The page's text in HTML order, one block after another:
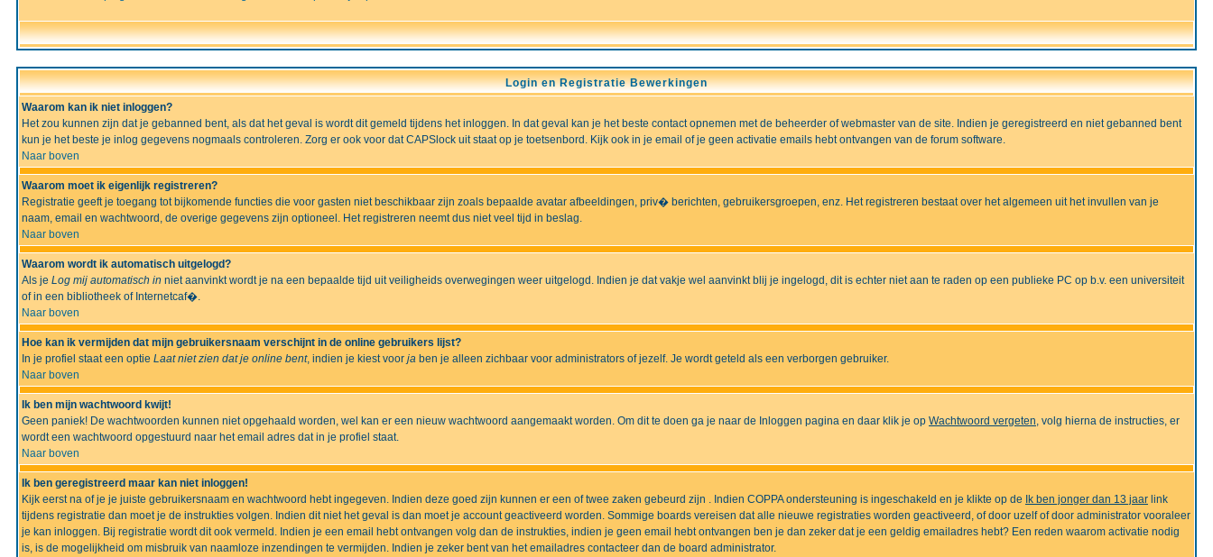
Login en Registratie Bewerkingen
Waarom kan ik niet inloggen?
Het zou kunnen zijn dat je gebanned bent, als dat het geval is wordt dit gemeld tijdens het inloggen. In dat geval kan je het beste contact opnemen met de beheerder of webmaster van de site. Indien je geregistreerd en niet gebanned bent
kun je het beste je inlog gegevens nogmaals controleren. Zorg er ook voor dat CAPSlock uit staat op je toetsenbord. Kijk ook in je email of je geen activatie emails hebt ontvangen van de forum software.
Naar boven
Waarom moet ik eigenlijk registreren?
Registratie geeft je toegang tot bijkomende functies die voor gasten niet beschikbaar zijn zoals bepaalde avatar afbeeldingen, priv� berichten, gebruikersgroepen, enz. Het registreren bestaat over het algemeen uit het invullen van je
naam, email en wachtwoord, de overige gegevens zijn optioneel. Het registreren neemt dus niet veel tijd in beslag.
Naar boven
Waarom wordt ik automatisch uitgelogd?
Als je Log mij automatisch in niet aanvinkt wordt je na een bepaalde tijd uit veiligheids overwegingen weer uitgelogd. Indien je dat vakje wel aanvinkt blij je ingelogd, dit is echter niet aan te raden op een publieke PC op b.v. een universiteit
of in een bibliotheek of Internetcaf�.
Naar boven
Hoe kan ik vermijden dat mijn gebruikersnaam verschijnt in de online gebruikers lijst?
In je profiel staat een optie Laat niet zien dat je online bent, indien je kiest voor ja ben je alleen zichbaar voor administrators of jezelf. Je wordt geteld als een verborgen gebruiker.
Naar boven
Ik ben mijn wachtwoord kwijt!
Geen paniek! De wachtwoorden kunnen niet opgehaald worden, wel kan er een nieuw wachtwoord aangemaakt worden. Om dit te doen ga je naar de Inloggen pagina en daar klik je op Wachtwoord vergeten, volg hierna de instructies, er
wordt een wachtwoord opgestuurd naar het email adres dat in je profiel staat.
Naar boven
Ik ben geregistreerd maar kan niet inloggen!
Kijk eerst na of je je juiste gebruikersnaam en wachtwoord hebt ingegeven. Indien deze goed zijn kunnen er een of twee zaken gebeurd zijn . Indien COPPA ondersteuning is ingeschakeld en je klikte op de Ik ben jonger dan 13 jaar link
tijdens registratie dan moet je de instrukties volgen. Indien dit niet het geval is dan moet je account geactiveerd worden. Sommige boards vereisen dat alle nieuwe registraties worden geactiveerd, of door uzelf of door administrator vooraleer
je kan inloggen. Bij registratie wordt dit ook vermeld. Indien je een email hebt ontvangen volg dan de instrukties, indien je geen email hebt ontvangen ben je dan zeker dat je een geldig emailadres hebt? Een reden waarom activatie nodig
is, is de mogelijkheid om misbruik van naamloze inzendingen te vermijden. Indien je zeker bent van het emailadres contacteer dan de board administrator.